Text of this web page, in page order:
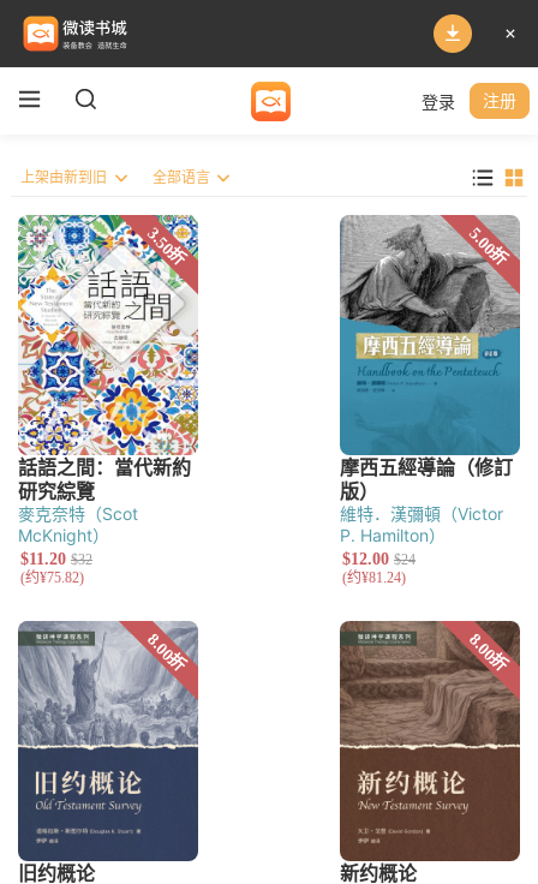
登录 注册
麥克奈特（Scot
McKnight）
維特．漢彌頓（Victor
P. Hamilton）